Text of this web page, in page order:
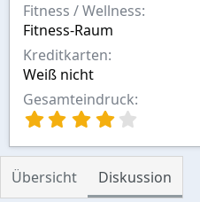
Fitness / Wellness
Fitness-Raum
Kreditkarten
Weiß nicht
Gesamteindruck
0
0
S
Übersicht Diskussion